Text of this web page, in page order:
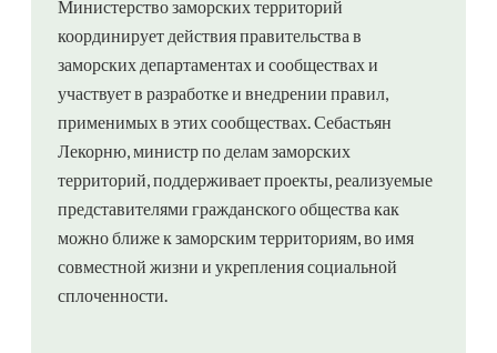
Министерство заморских территорий
координирует действия правительства в
заморских департаментах и ​​сообществах и
участвует в разработке и внедрении правил,
применимых в этих сообществах. Себастьян
Лекорню, министр по делам заморских
территорий, поддерживает проекты, реализуемые
представителями гражданского общества как
можно ближе к заморским территориям, во имя
совместной жизни и укрепления социальной
сплоченности.